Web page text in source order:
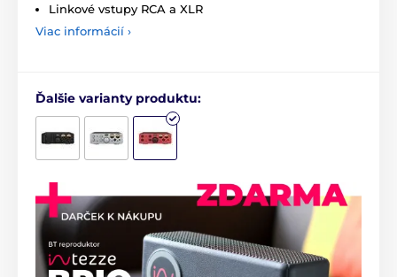
Linkové vstupy RCA a XLR
Viac informácií ›
Ďalšie varianty produktu: